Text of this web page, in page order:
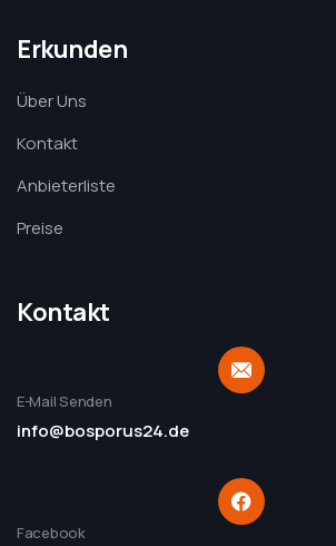
Erkunden
Über Uns
Kontakt
Anbieterliste
Preise
Kontakt
E-Mail Senden
info@bosporus24.de
Facebook